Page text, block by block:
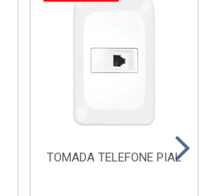
TOMADA TELEFONE PIAL